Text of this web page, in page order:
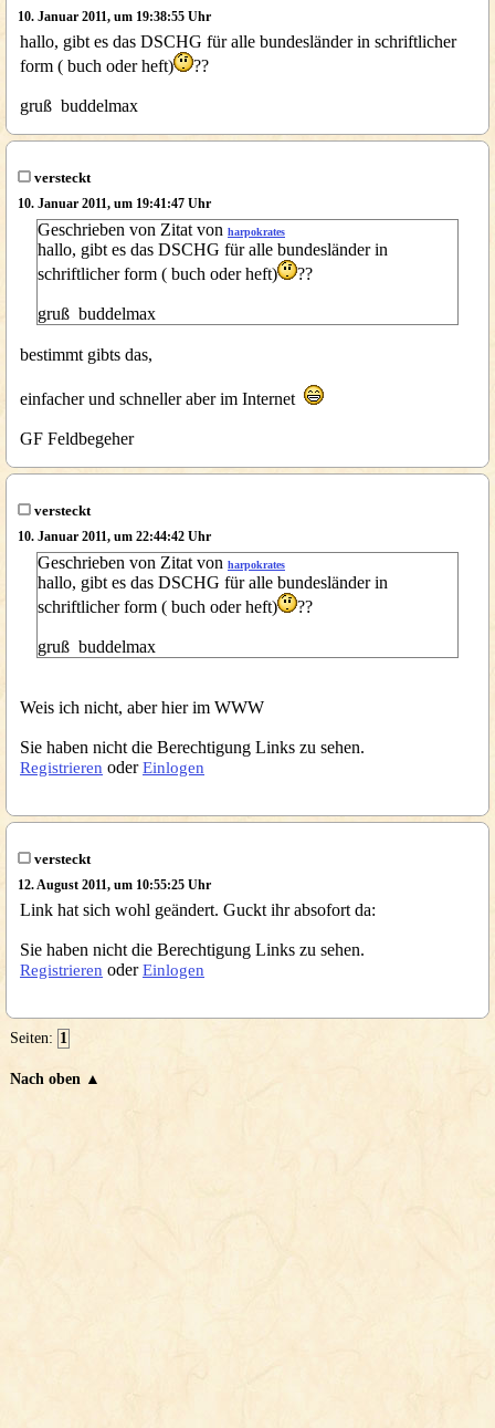
10. Januar 2011, um 19:38:55 Uhr
hallo, gibt es das DSCHG für alle bundesländer in schriftlicher
form ( buch oder heft)
??
gruß buddelmax
versteckt
10. Januar 2011, um 19:41:47 Uhr
Geschrieben von Zitat von harpokrates
hallo, gibt es das DSCHG für alle bundesländer in
schriftlicher form ( buch oder heft)
??
gruß buddelmax
bestimmt gibts das,
einfacher und schneller aber im Internet
GF Feldbegeher
versteckt
10. Januar 2011, um 22:44:42 Uhr
Geschrieben von Zitat von harpokrates
hallo, gibt es das DSCHG für alle bundesländer in
schriftlicher form ( buch oder heft)
??
gruß buddelmax
Weis ich nicht, aber hier im WWW
Sie haben nicht die Berechtigung Links zu sehen.
Registrieren oderEinlogen
versteckt
12. August 2011, um 10:55:25 Uhr
Link hat sich wohl geändert. Guckt ihr absofort da:
Sie haben nicht die Berechtigung Links zu sehen.
Registrieren oderEinlogen
Seiten: 1
Nach oben ▲